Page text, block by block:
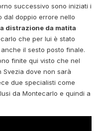
successivo sono iniziati i
dal doppio errore nello
distrazione da matita
che per lui è stato
il sesto posto finale.
finite qui visto che nel
Svezia dove non sarà
due specialisti come
da Montecarlo e quindi a